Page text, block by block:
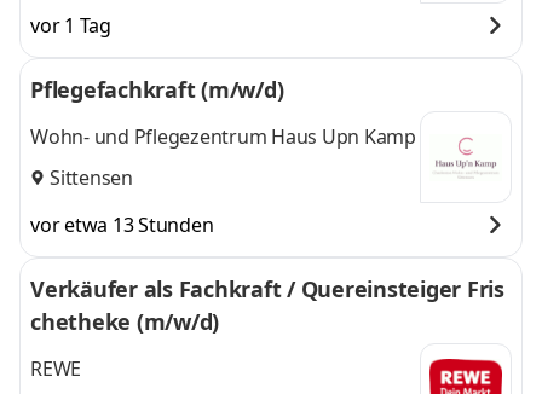
vor 1 Tag
Pflegefachkraft (m/w/d)
Wohn- und Pflegezentrum Haus Upn Kamp
Sittensen
vor etwa 13 Stunden
Verkäufer als Fachkraft / Quereinsteiger Fris
chetheke (m/w/d)
REWE